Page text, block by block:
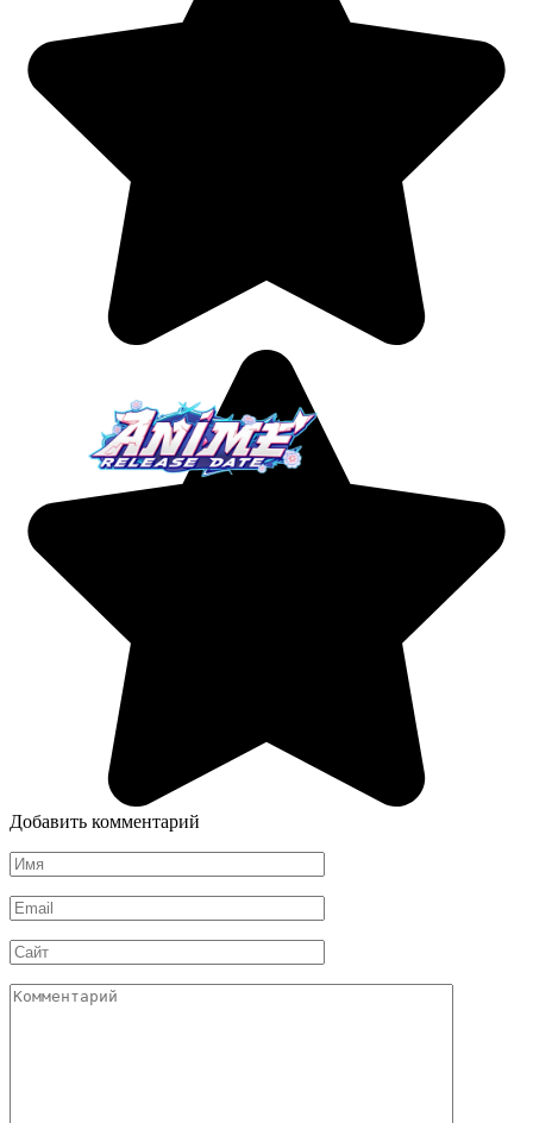
Добавить комментарий
Имя
*
Email
*
Сайт
Комментарий